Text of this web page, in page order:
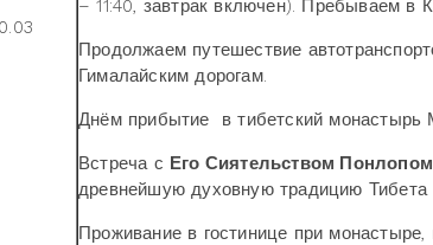
– 11:40, завтрак включен). Пребываем в
Продолжаем путешествие
Гималайским дорогам.
Днём прибытие в тибетский монастырь
Встреча с Его Сиятельством
древнейшую духовную традицию Тибета
Проживание в гостинице при монастыре,